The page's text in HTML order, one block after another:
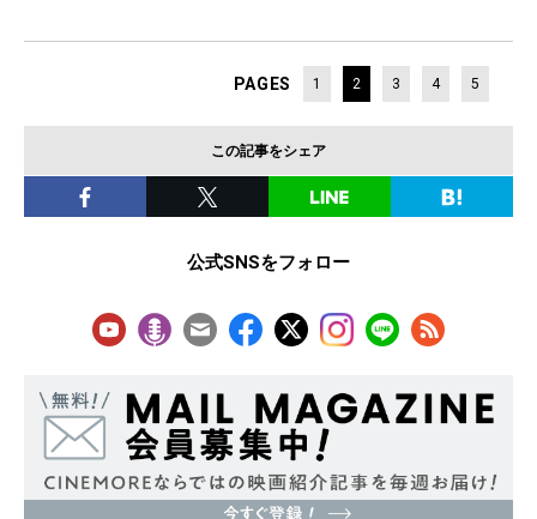
PAGES 1 2 3 4 5
この記事をシェア
公式SNSをフォロー